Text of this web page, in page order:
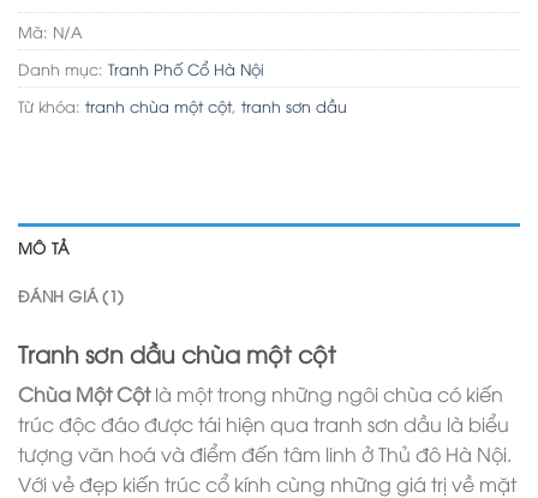
Mã: N/A
Danh mục: Tranh Phố Cổ Hà Nội
Từ khóa: tranh chùa một cột, tranh sơn dầu
MÔ TẢ
ĐÁNH GIÁ (1)
Tranh sơn dầu chùa một cột
Chùa Một Cộtlà một trong những ngôi chùa có kiến
trúc độc đáo được tái hiện qua tranh sơn dầu là biểu
tượng văn hoá và điểm đến tâm linh ở Thủ đô Hà Nội.
Với vẻ đẹp kiến trúc cổ kính cùng những giá trị về mặt